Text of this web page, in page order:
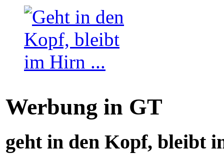
Werbung in GT
geht in den Kopf, bleibt